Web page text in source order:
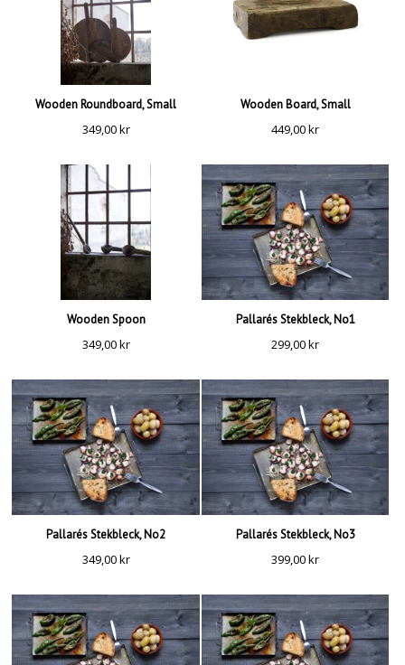
Wooden Roundboard, Small
349,00kr
Wooden Board, Small
449,00kr
Wooden Spoon
349,00kr
Pallarés Stekbleck, No1
299,00kr
Pallarés Stekbleck, No2
349,00kr
Pallarés Stekbleck, No3
399,00kr